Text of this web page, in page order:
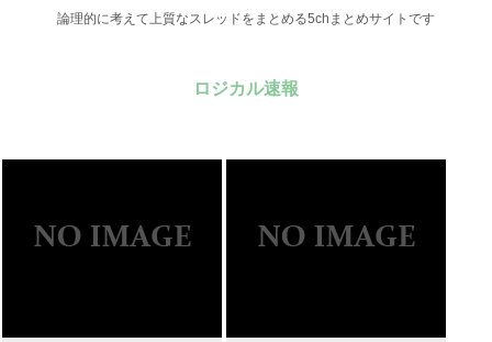
論理的に考えて上質なスレッドをまとめる5chまとめサイトです
ロジカル速報